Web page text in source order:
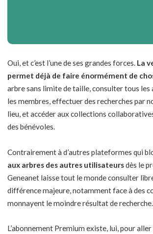
Oui, et c’est l’une de ses grandes forces. La
permet déjà de faire énormément de
arbre sans limite de taille, consulter tous les
les membres, effectuer des recherches par
lieu, et accéder aux collections
des bénévoles.
Contrairement à d’autres plateformes qui
aux arbres des autres utilisateursdès le
Geneanet laisse tout le monde consulter
différence majeure, notamment face à des
monnayent le moindre résultat de recherche.
L’abonnement Premium existe, lui, pour aller